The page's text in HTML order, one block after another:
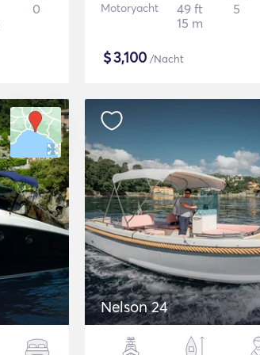
0 Motoryacht
49 ft
15 m
5
$3,100 /Nacht
Nelson 24